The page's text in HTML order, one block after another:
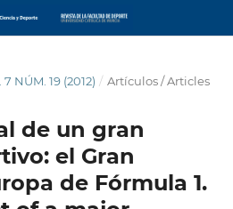
7 NÚM. 19 (2012) / Artículos / Articles
de un gran
el Gran
de Fórmula 1.